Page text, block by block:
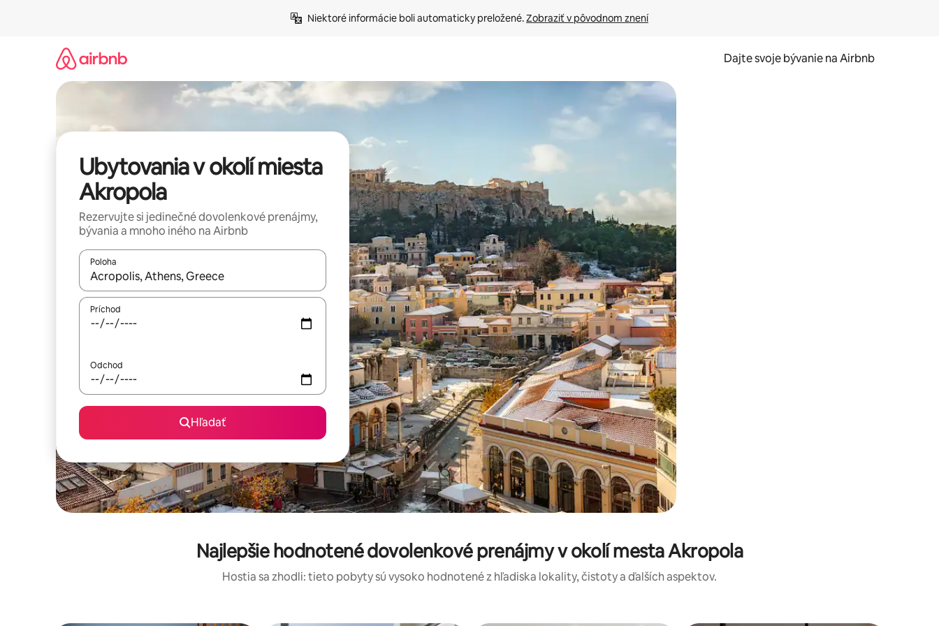
Niektoré informácie boli automaticky preložené. Zobraziť v pôvodnom znení
Dajte svoje bývanie na Airbnb
Ubytovania v okolí miesta
Akropola
Rezervujte si jedinečné dovolenkové prenájmy,
bývania a mnoho iného na Airbnb
Poloha
Keď budú výsledky k dispozícii, môžete si ich prechádzať pomocou klávesov so šípkami nahor a nadol alebo ich preskúmať pomocou dotykových gest či potiahnutia prstom.
Príchod
Odchod
Hľadať
Najlepšie hodnotené dovolenkové prenájmy v okolí mesta Akropola
Hostia sa zhodli: tieto pobyty sú vysoko hodnotené z hľadiska lokality, čistoty a ďalších aspektov.